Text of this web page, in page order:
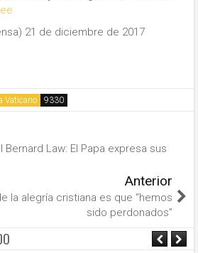
21 de diciembre de 2017
Vaticano
Bernard Law: El Papa expresa sus
Anterior
la alegría cristiana es que “hemos
sido perdonados”